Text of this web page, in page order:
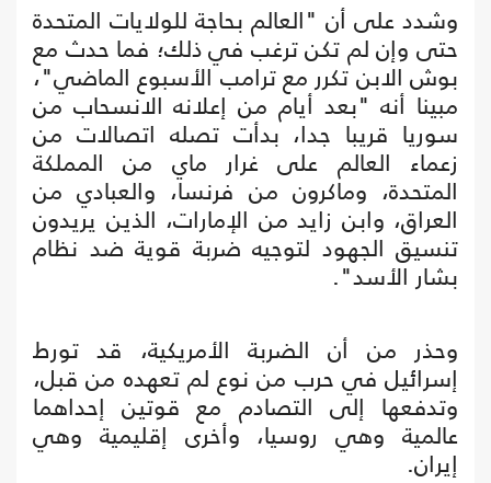
وشدد على أن "العالم بحاجة للولايات المتحدة
حتى وإن لم تكن ترغب في ذلك؛ فما حدث مع
بوش الابن تكرر مع ترامب الأسبوع الماضي"،
مبينا أنه "بعد أيام من إعلانه الانسحاب من
سوريا قريبا جدا، بدأت تصله اتصالات من
زعماء العالم على غرار ماي من المملكة
المتحدة، وماكرون من فرنسا، والعبادي من
العراق، وابن زايد من الإمارات، الذين يريدون
تنسيق الجهود لتوجيه ضربة قوية ضد نظام
بشار الأسد".
وحذر من أن الضربة الأمريكية، قد تورط
إسرائيل في حرب من نوع لم تعهده من قبل،
وتدفعها إلى التصادم مع قوتين إحداهما
عالمية وهي روسيا، وأخرى إقليمية وهي
إيران.